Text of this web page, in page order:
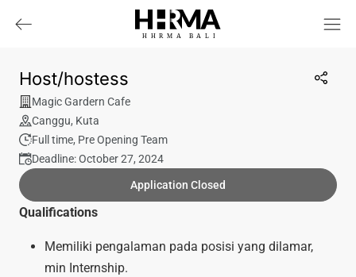
HHRMA B ALI
Host/hostess
Magic Gardern Cafe
Canggu, Kuta
Full time, Pre Opening Team
Deadline: October 27, 2024
Application Closed
Qualifications
Memiliki pengalaman pada posisi yang dilamar,
min Internship.